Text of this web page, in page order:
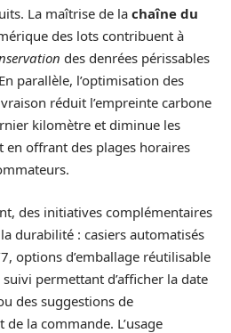
La maîtrise de la chaîne du
des lots contribuent à
des denrées périssables
parallèle, l’optimisation des
réduit l’empreinte carbone
kilomètre et diminue les
offrant des plages horaires
des initiatives complémentaires
durabilité : casiers automatisés
options d’emballage réutilisable
permettant d’afficher la date
des suggestions de
la commande. L’usage